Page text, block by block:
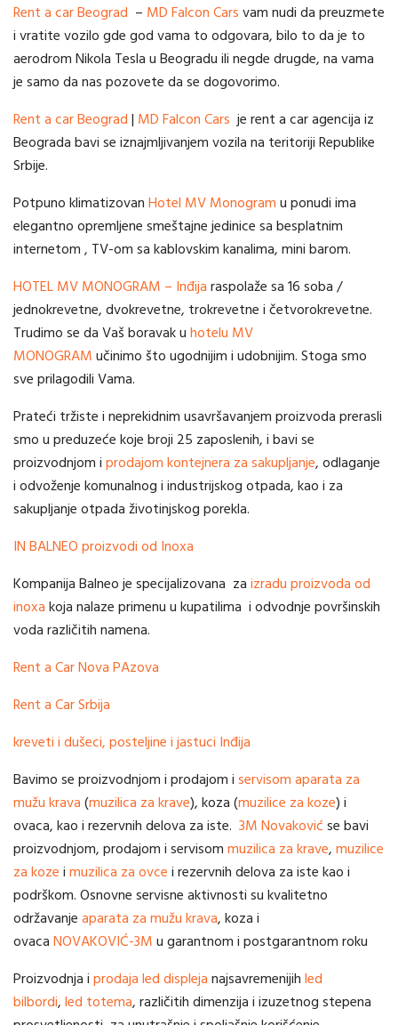
Rent a car Beograd – MD Falcon Carsvam nudi da preuzmete
i vratite vozilo gde god vama to odgovara, bilo to da je to
aerodrom Nikola Tesla u Beogradu ili negde drugde, na vama
je samo da nas pozovete da se dogovorimo.
Rent a car Beograd| MD Falcon Cars je rent a car agencija iz
Beograda bavi se iznajmljivanjem vozila na teritoriji Republike
Srbije.
Potpuno klimatizovanHotel MV Monogramu ponudi ima
elegantno opremljene smeštajne jedinice sa besplatnim
internetom , TV-om sa kablovskim kanalima, mini barom.
HOTEL MV MONOGRAM – Inđijaraspolaže sa 16 soba /
jednokrevetne, dvokrevetne, trokrevetne i četvorokrevetne.
Trudimo se da Vaš boravak uhotelu MV
MONOGRAMučinimo što ugodnijim i udobnijim. Stoga smo
sve prilagodili Vama.
Prateći tržiste i neprekidnim usavršavanjem proizvoda prerasli
smo u preduzeće koje broji 25 zaposlenih, i bavi se
proizvodnjom iprodajom kontejnera za sakupljanje, odlaganje
i odvoženje komunalnog i industrijskog otpada, kao i za
sakupljanje otpada životinjskog porekla.
IN BALNEOproizvodi od Inoxa
Kompanija Balneo je specijalizovana zaizradu proizvoda od
inoxakoja nalaze primenu u kupatilima i odvodnje površinskih
voda različitih namena.
Rent a Car Nova PAzova
Rent a Car Srbija
kreveti i dušeci, posteljine i jastuci Inđija
Bavimo se proizvodnjom i prodajom iservisom aparata za
mužu krava(muzilica za krave), koza (muzilice za koze) i
ovaca, kao i rezervnih delova za iste. 3M Novakovićse bavi
proizvodnjom, prodajom i servisommuzilica za krave,muzilice
za kozeimuzilica za ovcei rezervnih delova za iste kao i
podrškom. Osnovne servisne aktivnosti su kvalitetno
održavanjeaparata za mužu krava, koza i
ovacaNOVAKOVIĆ-3Mu garantnom i postgarantnom roku
Proizvodnja iprodaja led displejanajsavremenijihled
bilbordi,led totema, različitih dimenzija i izuzetnog stepena